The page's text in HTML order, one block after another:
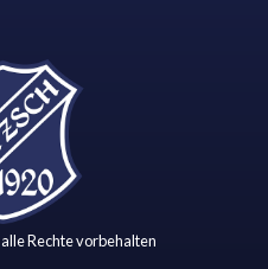
Rechte vorbehalten